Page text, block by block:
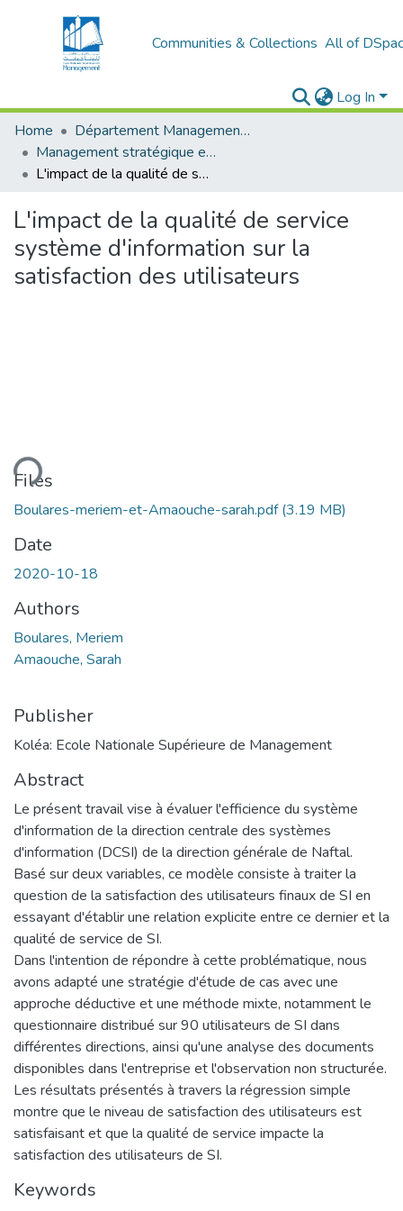
Communities & Collections All of
Log In
Home
Département Management stratégique et système
Management stratégique et système d’information (MSSI)
L'impact de la qualité de service système d'information sur la satisfaction des utilisateurs
L'impact de la qualité de service
système d'information sur la
satisfaction des utilisateurs
Files
Boulares-meriem-et-Amaouche-sarah.pdf(3.19 MB)
Date
2020-10-18
Authors
Boulares, Meriem
Amaouche, Sarah
Publisher
Koléa: Ecole Nationale Supérieure de Management
Abstract
Le présent travail vise à évaluer l'efficience du système
d'information de la direction centrale des systèmes
d'information (DCSI) de la direction générale de Naftal.
Basé sur deux variables, ce modèle consiste à traiter la
question de la satisfaction des utilisateurs finaux de SI en
essayant d'établir une relation explicite entre ce dernier et la
qualité de service de SI.
Dans l'intention de répondre à cette problématique, nous
avons adapté une stratégie d'étude de cas avec une
approche déductive et une méthode mixte, notamment le
questionnaire distribué sur 90 utilisateurs de SI dans
différentes directions, ainsi qu'une analyse des documents
disponibles dans l'entreprise et l'observation non structurée.
Les résultats présentés à travers la régression simple
montre que le niveau de satisfaction des utilisateurs est
satisfaisant et que la qualité de service impacte la
satisfaction des utilisateurs de SI.
Keywords